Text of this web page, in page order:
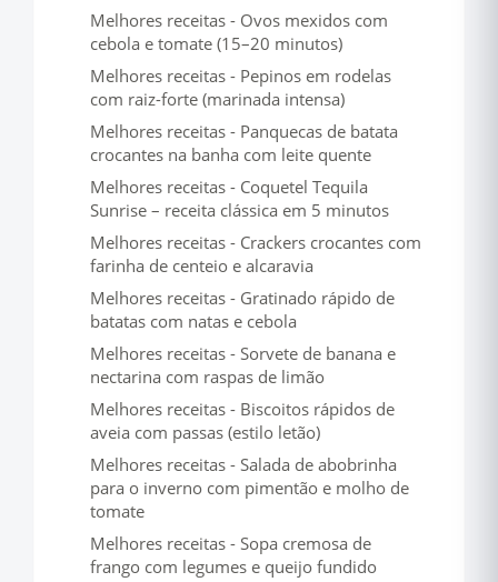
Melhores receitas - Ovos mexidos com
cebola e tomate (15–20 minutos)
Melhores receitas - Pepinos em rodelas
com raiz-forte (marinada intensa)
Melhores receitas - Panquecas de batata
crocantes na banha com leite quente
Melhores receitas - Coquetel Tequila
Sunrise – receita clássica em 5 minutos
Melhores receitas - Crackers crocantes com
farinha de centeio e alcaravia
Melhores receitas - Gratinado rápido de
batatas com natas e cebola
Melhores receitas - Sorvete de banana e
nectarina com raspas de limão
Melhores receitas - Biscoitos rápidos de
aveia com passas (estilo letão)
Melhores receitas - Salada de abobrinha
para o inverno com pimentão e molho de
tomate
Melhores receitas - Sopa cremosa de
frango com legumes e queijo fundido